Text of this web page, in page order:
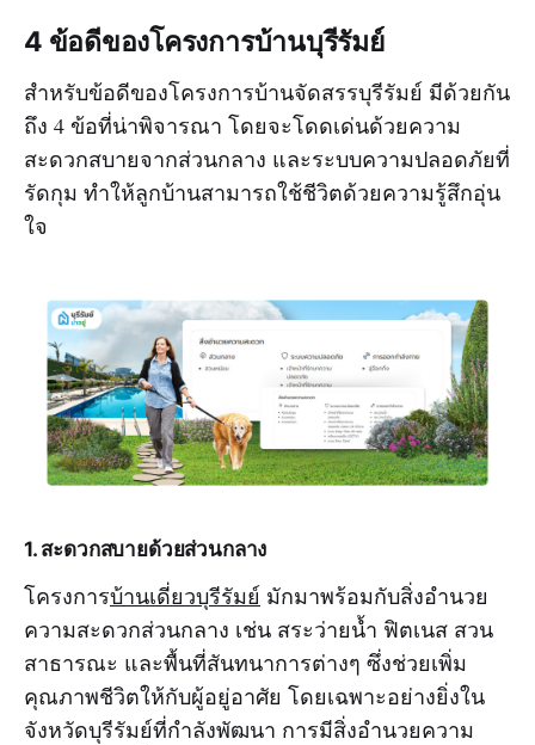
4 ข้อดีของโครงการบ้านบุรีรัมย์
สำหรับข้อดีของโครงการบ้านจัดสรรบุรีรัมย์ มีด้วยกัน
ถึง 4 ข้อที่น่าพิจารณา โดยจะโดดเด่นด้วยความ
สะดวกสบายจากส่วนกลาง และระบบความปลอดภัยที่
รัดกุม ทำให้ลูกบ้านสามารถใช้ชีวิตด้วยความรู้สึกอุ่น
ใจ
1. สะดวกสบายด้วยส่วนกลาง
โครงการบ้านเดี่ยวบุรีรัมย์ มักมาพร้อมกับสิ่งอำนวย
ความสะดวกส่วนกลาง เช่น สระว่ายน้ำ ฟิตเนส สวน
สาธารณะ และพื้นที่สันทนาการต่างๆ ซึ่งช่วยเพิ่ม
คุณภาพชีวิตให้กับผู้อยู่อาศัย โดยเฉพาะอย่างยิ่งใน
จังหวัดบุรีรัมย์ที่กำลังพัฒนา การมีสิ่งอำนวยความ